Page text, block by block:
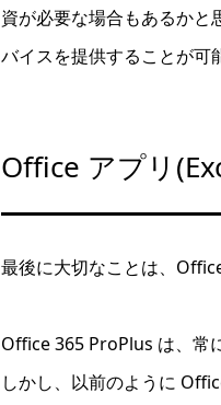
資が必要な場合もあるかと
バイスを提供することが可
Office アプリ
最後に大切なことは、
Office 365 ProPlus は、常
しかし、以前のように